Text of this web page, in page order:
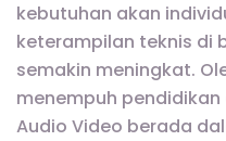
kebutuhan akan
keterampilan teknis di
semakin meningkat.
menempuh pendidikan
Audio Video berada